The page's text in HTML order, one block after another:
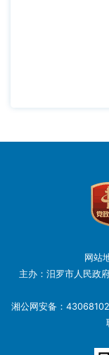
网站
主办：汨罗市人民政
湘公网安备：